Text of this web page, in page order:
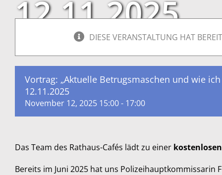
12.11.2025
DIESE VERANSTALTUNG HAT
Vortrag: „Aktuelle Betrugsmaschen und wie
12.11.2025
November 12, 2025 15:00- 17:00
Das Team des Rathaus-Cafés lädt zu einer
Bereits im Juni 2025 hat uns Polizeihauptkommissarin